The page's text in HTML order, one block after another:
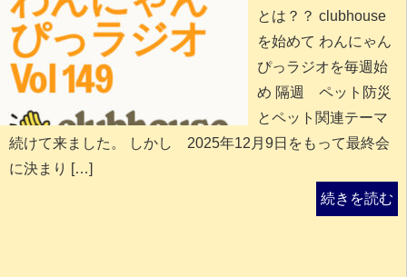
とは？？ clubhouse
を始めて わんにゃん
ぴっラジオを毎週始
め 隔週 ペット防災
とペット関連テーマ
続けて来ました。 しかし 2025年12月9日をもって最終会
に決まり […]
続きを読む